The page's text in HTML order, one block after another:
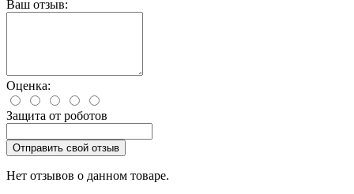
Ваш отзыв:
Оценка:
Защита от роботов
Отправить свой отзыв
Нет отзывов о данном товаре.